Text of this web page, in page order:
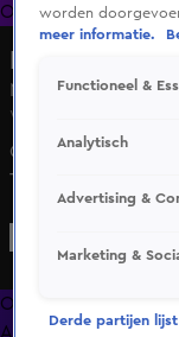
Oranjezomer
Noah neemt Chess
Wo 10 juni, 13:17
Chess vraagt
Terwijl hij over
opvallende
Overzicht
Afleveringen
worden
meer informatie.
Functioneel &
Analytisch
Advertising &
Marketing &
Derde partijen lijst